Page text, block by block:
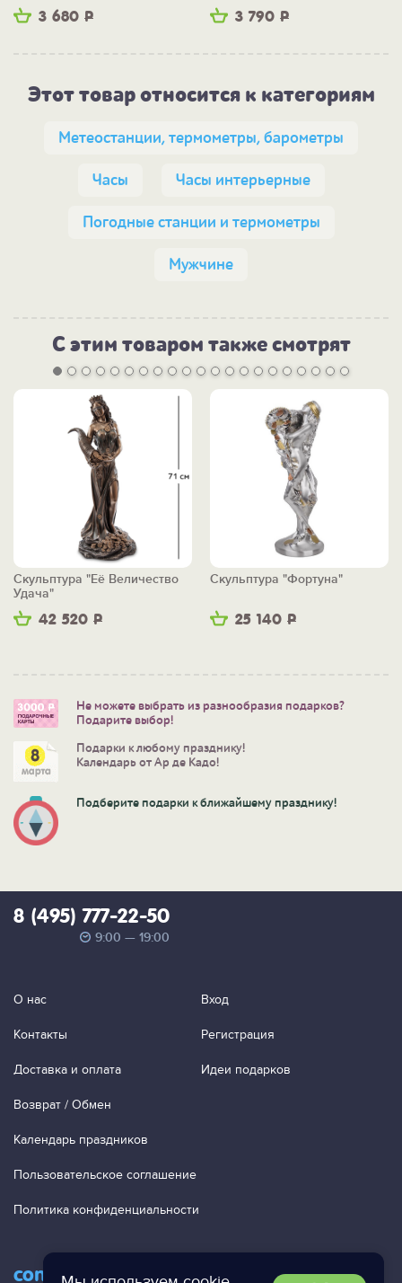
3 680 Р
3 790 Р
Этот товар относится к категориям
Метеостанции, термометры, барометры
Часы Часы интерьерные
Погодные станции и термометры
Мужчине
С этим товаром также смотрят
42 520 Р
Скульптура "Её Величество
Удача"
25 140 Р
Скульптура "Фортуна"
Не можете выбрать из разнообразия подарков?
Подарите выбор!
Подарки к любому празднику!
Календарь от Ар де Кадо!
Подберите подарки к ближайшему празднику!
contact@ac-studio.ru
8 (495) 777-22-50
9:00 — 19:00
О нас
Контакты
Доставка и оплата
Возврат / Обмен
Календарь праздников
Пользовательское соглашение
Политика конфиденциальности
Вход
Регистрация
Идеи подарков